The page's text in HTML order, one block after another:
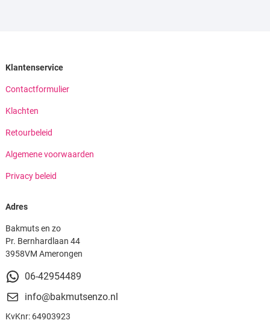
Klantenservice
Contactformulier
Klachten
Retourbeleid
Algemene voorwaarden
Privacy beleid
Adres
Bakmuts en zo
Pr. Bernhardlaan 44
3958VM Amerongen
06-42954489
info@bakmutsenzo.nl
KvKnr: 64903923